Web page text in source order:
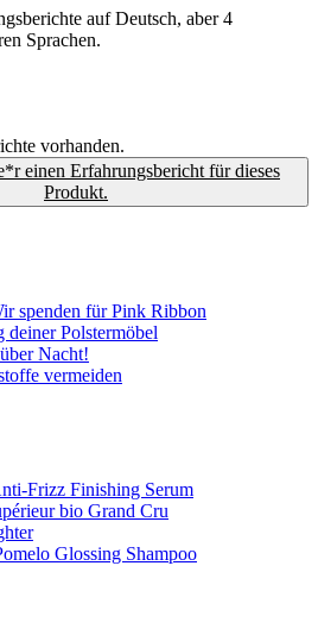
auf Deutsch, aber 4
Sprachen.
vorhanden.
einen Erfahrungsbericht für dieses
Produkt.
spenden für Pink Ribbon
Polstermöbel
Nacht!
vermeiden
Frizz Finishing Serum
bio Grand Cru
Glossing Shampoo